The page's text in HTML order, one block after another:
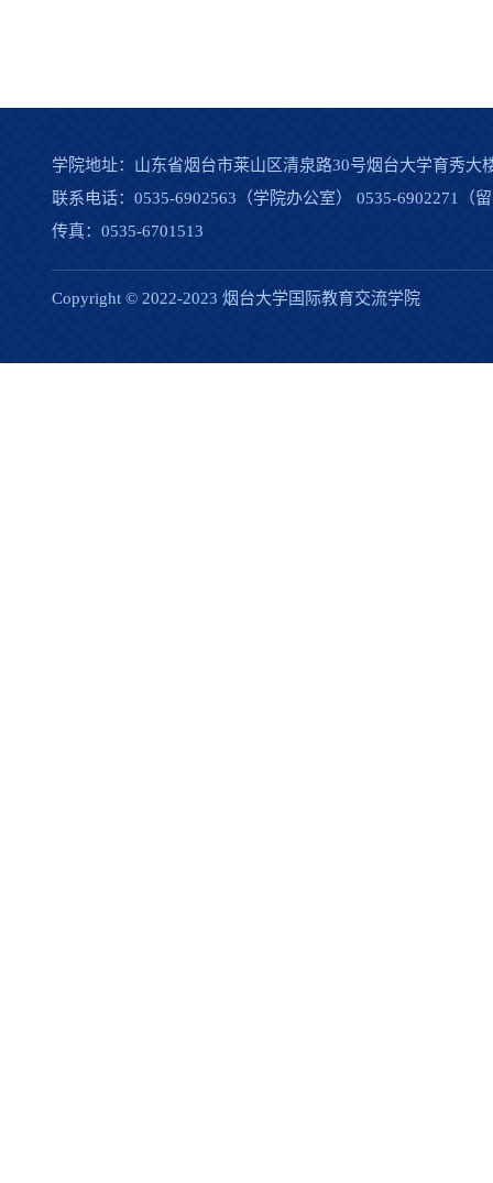
学院地址：山东省烟台市莱山区清泉路30号烟台大学育秀大
联系电话：0535-6902563（学院办公室） 0535-6902271（
传真：0535-6701513
Copyright © 2022-2023 烟台大学国际教育交流学院